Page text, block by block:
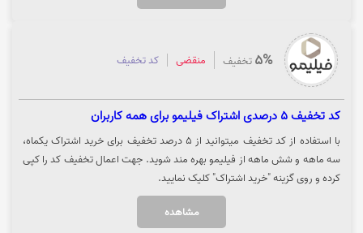
5% تخفیف منقضی کد تخفیف
کد تخفیف 5 درصدی اشتراک فیلیمو برای همه کاربران
با استفاده از کد تخفیف میتوانید از 5 درصد تخفیف برای خرید اشتراک یکماه،
سه ماهه و شش ماهه از فیلیمو بهره مند شوید. جهت اعمال تخفیف کد را کپی
کرده و روی گزینه "خرید اشتراک" کلیک نمایید.
مشاهده